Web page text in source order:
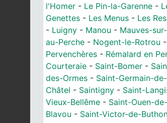
l'Homer - Le Pin-la-Garenne -
Genettes - Les Menus - Les
- Luigny - Manou - Mauves-
au-Perche - Nogent-le-Rotrou -
Pervenchères - Rémalard en
Courteraie - Saint-Bomer -
des-Ormes - Saint-Germain-
Châtel - Saintigny - Saint-
Vieux-Bellême - Saint-Ouen-
Blavou - Saint-Victor-de-